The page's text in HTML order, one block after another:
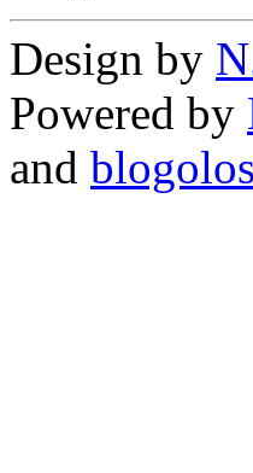
Design by
Powered by
and